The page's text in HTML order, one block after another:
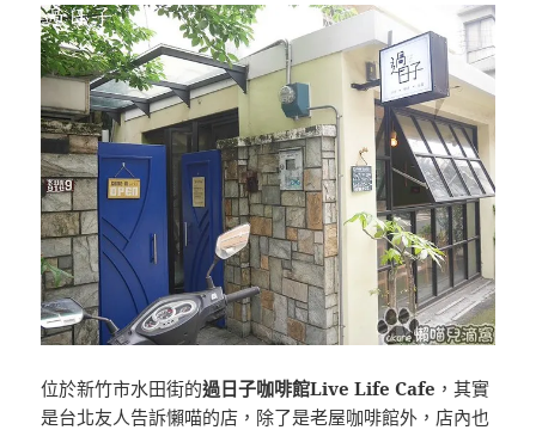
位於新竹市水田街的過日子咖啡館Live Life Cafe ，其實
是台北友人告訴懶喵的店，除了是老屋咖啡館外，店內也